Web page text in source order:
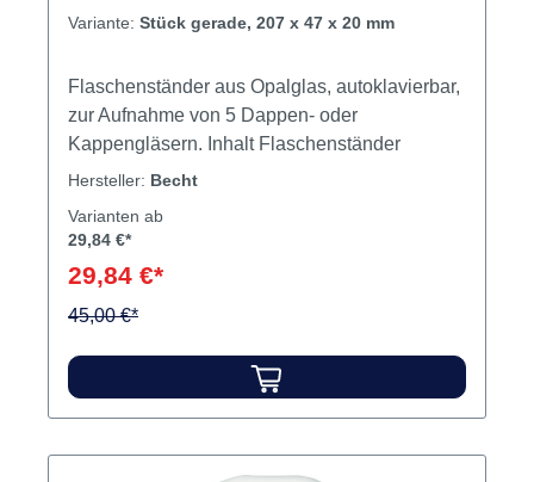
Variante: Stück gerade, 207 x 47 x 20 mm
Flaschenständer aus Opalglas, autoklavierbar,
zur Aufnahme von 5 Dappen- oder
Kappengläsern. Inhalt Flaschenständer
Hersteller: Becht
Varianten ab
29,84 €*
29,84 €*
45,00 €*